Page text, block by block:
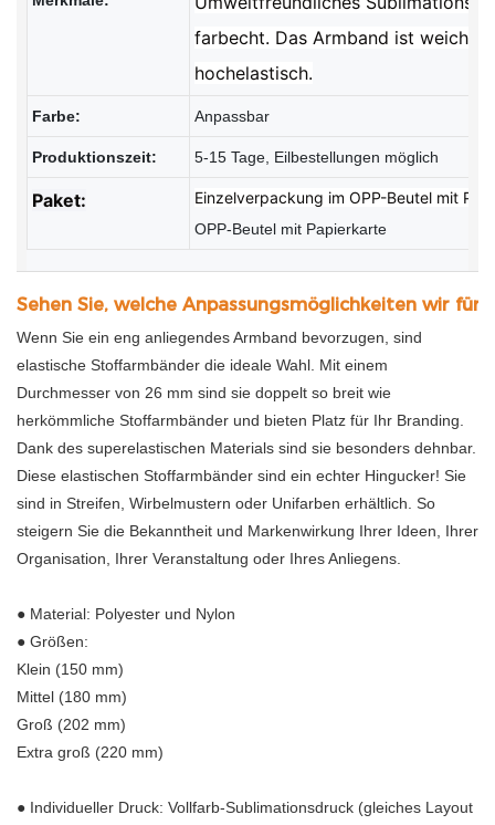
farbecht. Das Armband ist weich,
hochelastisch.
Farbe: Anpassbar
Produktionszeit: 5-15 Tage, Eilbestellungen möglich
Paket: Einzelverpackung im OPP-Beutel mit
OPP-Beutel mit Papierkarte
Sehen Sie, welche Anpassungsmöglichkeiten wir
Wenn Sie ein eng anliegendes Armband bevorzugen, sind
elastische Stoffarmbänder die ideale Wahl. Mit einem
Durchmesser von 26 mm sind sie doppelt so breit wie
herkömmliche Stoffarmbänder und bieten Platz für Ihr Branding.
Dank des superelastischen Materials sind sie besonders dehnbar.
Diese elastischen Stoffarmbänder sind ein echter Hingucker! Sie
sind in Streifen, Wirbelmustern oder Unifarben erhältlich. So
steigern Sie die Bekanntheit und Markenwirkung Ihrer Ideen, Ihrer
Organisation, Ihrer Veranstaltung oder Ihres Anliegens.
● Material: Polyester und Nylon
● Größen:
Klein (150 mm)
Mittel (180 mm)
Groß (202 mm)
Extra groß (220 mm)
● Individueller Druck: Vollfarb-Sublimationsdruck (gleiches Layout